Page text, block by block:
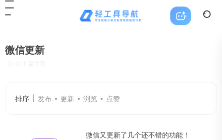
微信更新
排序 发布 更新 浏览 点赞
微信又更新了几个还不错的功能！